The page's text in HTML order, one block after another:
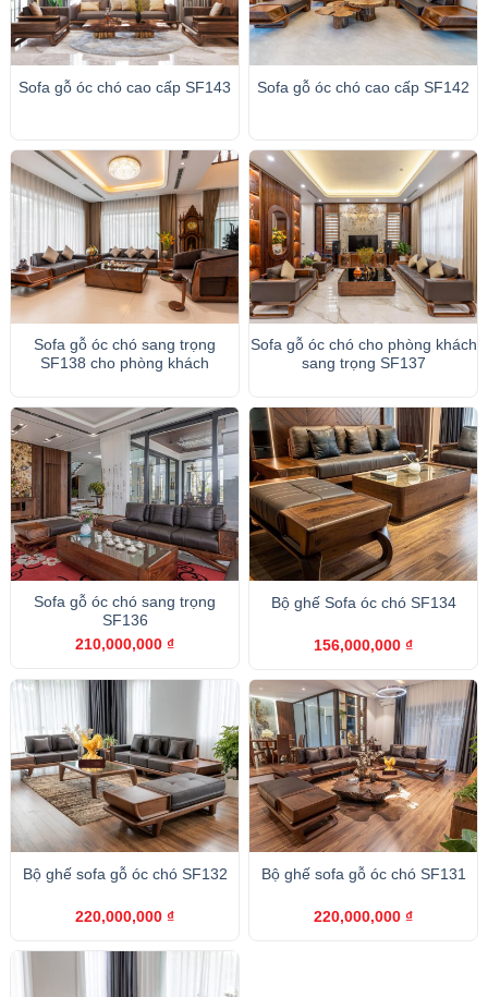
Sofa gỗ óc chó cao cấp SF143 Sofa gỗ óc chó cao cấp SF142
Sofa gỗ óc chó sang trọng
SF138 cho phòng khách
Sofa gỗ óc chó cho phòng khách
sang trọng SF137
Sofa gỗ óc chó sang trọng
SF136
210,000,000 ₫
Bộ ghế Sofa óc chó SF134
156,000,000 ₫
Bộ ghế sofa gỗ óc chó SF132
220,000,000 ₫
Bộ ghế sofa gỗ óc chó SF131
220,000,000 ₫